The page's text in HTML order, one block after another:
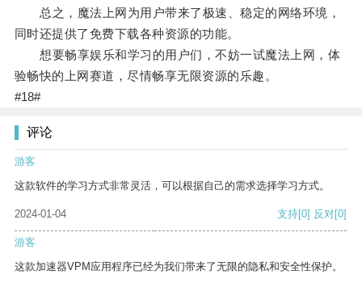
总之，魔法上网为用户带来了极速、稳定的网络环境，
同时还提供了免费下载各种资源的功能。
想要畅享娱乐和学习的用户们，不妨一试魔法上网，体
验畅快的上网赛道，尽情畅享无限资源的乐趣。
#18#
评论
游客
这款软件的学习方式非常灵活，可以根据自己的需求选择学习方式。
2024-01-04 支持[0] 反对[0]
游客
这款加速器VPM应用程序已经为我们带来了无限的隐私和安全性保护。